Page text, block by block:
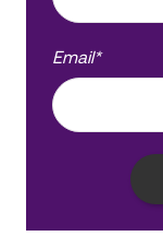
Email*